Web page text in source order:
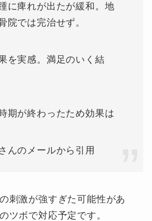
に痺れが出たが緩和。地
院では完治せず。
を実感。満足のいく結
期が終わったため効果は
んのメールから引用
刺激が強すぎた可能性があ
ツボで対応予定です。